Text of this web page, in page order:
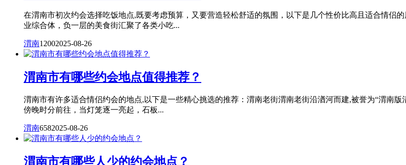
在渭南市初次约会选择吃饭地点,既要考虑预算，又要营造轻松舒适的氛围，以下是几个性价比高且适合情侣
业综合体，负一层的美食街汇聚了各类小吃...
渭南12002025-08-26
渭南市有哪些约会地点值得推荐？
渭南市有许多适合情侣约会的地点,以下是一些精心挑选的推荐：渭南老街渭南老街沿湭河而建,被誉为“渭南
傍晚时分前往，当灯笼逐一亮起，石板...
渭南6582025-08-26
渭南市有哪些人少的约会地点？